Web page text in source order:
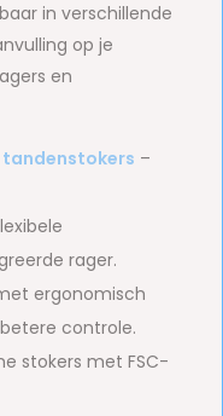
in verschillende
op je
en
–
rager.
ergonomisch
controle.
stokers met FSC-